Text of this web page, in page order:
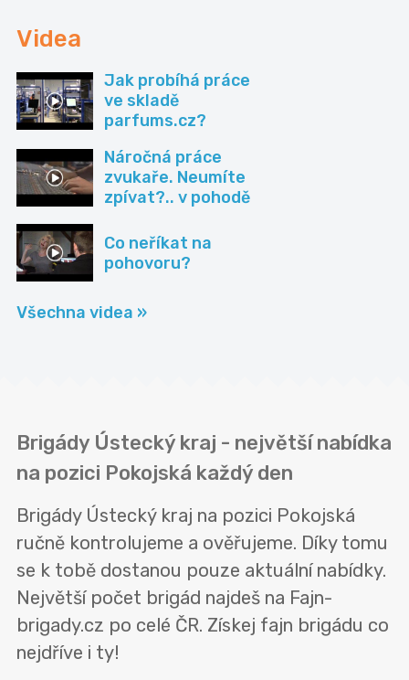
Videa
Jak probíhá práce
ve skladě
parfums.cz?
Náročná práce
zvukaře. Neumíte
zpívat?.. v pohodě
Co neříkat na
pohovoru?
Všechna videa »
Brigády Ústecký kraj - největší nabídka
na pozici Pokojská každý den
Brigády Ústecký kraj na pozici Pokojská
ručně kontrolujeme a ověřujeme. Díky tomu
se k tobě dostanou pouze aktuální nabídky.
Největší počet brigád najdeš na Fajn-
brigady.cz po celé ČR. Získej fajn brigádu co
nejdříve i ty!